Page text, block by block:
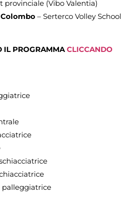
provinciale (Vibo Valentia)
– Serterco Volley School
IL PROGRAMMACLICCANDO
palleggiatrice